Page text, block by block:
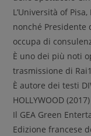
L’Università of
nonché Presidente
occupa di
È uno dei più noti
trasmissione di
È autore dei testi
HOLLYWOOD
Il GEA Green
Edizione francese